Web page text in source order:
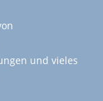
und vieles